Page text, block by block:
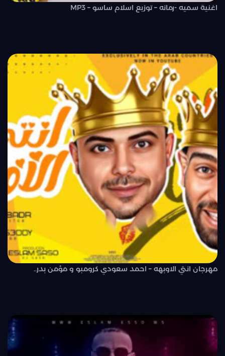
اغنية سميه -رمانه – توزيع اسلام ساسو – MP3
مهرجان انتي الاوبهه – احمد سعودي كرومبو و مؤمن بدر..